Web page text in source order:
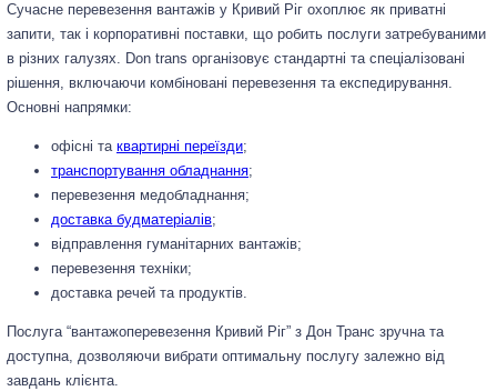
Сучасне перевезення вантажів у Кривий Ріг охоплює як приватні
запити, так і корпоративні поставки, що робить послуги затребуваними
в різних галузях. Don trans організовує стандартні та спеціалізовані
рішення, включаючи комбіновані перевезення та експедирування.
Основні напрямки:
офісні та квартирні переїзди;
транспортування обладнання;
перевезення медобладнання;
доставка будматеріалів;
відправлення гуманітарних вантажів;
перевезення техніки;
доставка речей та продуктів.
Послуга “вантажоперевезення Кривий Ріг” з Дон Транс зручна та
доступна, дозволяючи вибрати оптимальну послугу залежно від
завдань клієнта.